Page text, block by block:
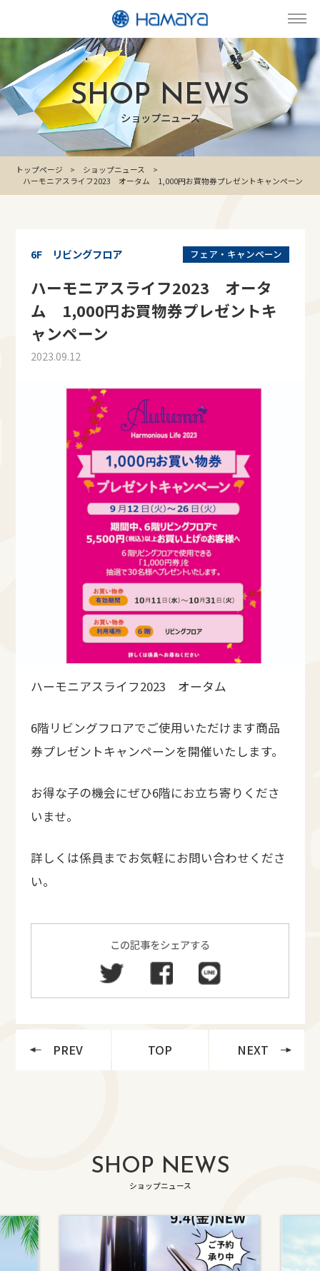
SHOP NEWS
ショップニュース
トップページ
ショップニュース
ハーモニアスライフ2023 オータム 1,000円お買物券プレゼントキャンペーン
フェア・キャンペーン
6F リビングフロア
ハーモニアスライフ2023 オータ
ム 1,000円お買物券プレゼントキ
ャンペーン
2023.09.12
ハーモニアスライフ2023 オータム
6階リビングフロアでご使用いただけます商品
券プレゼントキャンペーンを開催いたします。
お得な子の機会にぜひ6階にお立ち寄りくださ
いませ。
詳しくは係員までお気軽にお問い合わせくださ
い。
この記事をシェアする
PREV TOP NEXT
SHOP NEWS
ショップニュース